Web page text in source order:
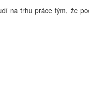
na trhu práce tým, že